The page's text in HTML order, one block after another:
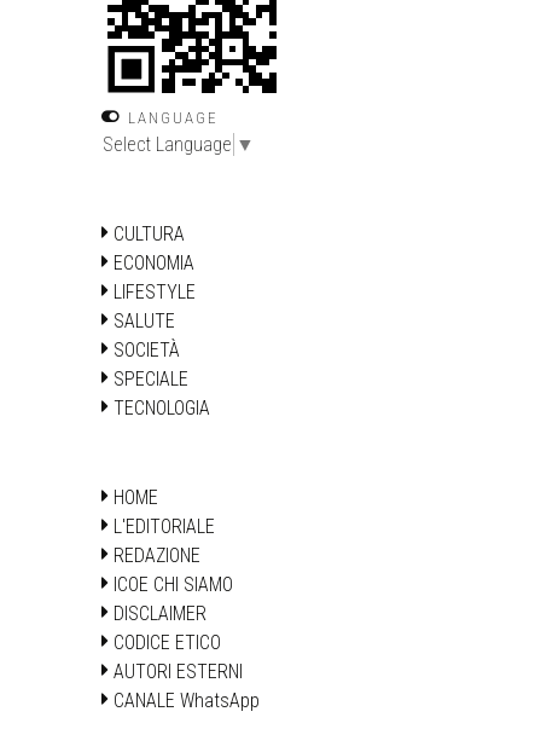
LANGUAGE
Select Language ▼
CULTURA
ECONOMIA
LIFESTYLE
SALUTE
SOCIETÀ
SPECIALE
TECNOLOGIA
HOME
L'EDITORIALE
REDAZIONE
ICOE CHI SIAMO
DISCLAIMER
CODICE ETICO
AUTORI ESTERNI
CANALE WhatsApp